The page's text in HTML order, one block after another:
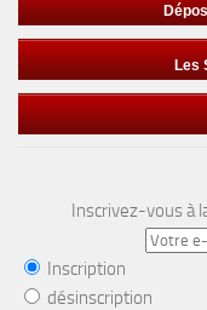
Les
Inscrivez-vous à
Inscription
désinscription